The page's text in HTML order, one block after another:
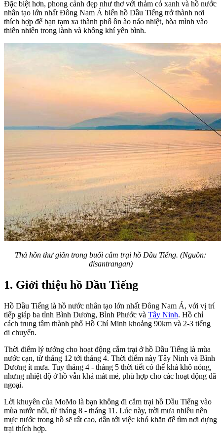
Đặc biệt hơn, phong cảnh đẹp như thơ với thảm cỏ xanh và hồ nước
nhân tạo lớn nhất Đông Nam Á biến hồ Dầu Tiếng trở thành nơi
thích hợp để bạn tạm xa thành phố ồn ào náo nhiệt, hòa mình vào
thiên nhiên trong lành và không khí yên bình.
Thả hồn thư giãn trong buổi cắm trại hồ Dầu Tiếng. (Nguồn:
disantrangan)
1. Giới thiệu hồ Dầu Tiếng
Hồ Dầu Tiếng là hồ nước nhân tạo lớn nhất Đông Nam Á, với vị trí
tiếp giáp ba tỉnh Bình Dương, Bình Phước và Tây Ninh. Hồ chỉ
cách trung tâm thành phố Hồ Chí Minh khoảng 90km và 2-3 tiếng
di chuyển.
Thời điểm lý tưởng cho hoạt động cắm trại ở hồ Dầu Tiếng là mùa
nước cạn, từ tháng 12 tới tháng 4. Thời điểm này Tây Ninh và Bình
Dương ít mưa. Tuy tháng 4 - tháng 5 thời tiết có thể khá khô nóng,
nhưng nhiệt độ ở hồ vẫn khá mát mẻ, phù hợp cho các hoạt động dã
ngoại.
Lời khuyên của MoMo là bạn không đi cắm trại hồ Dầu Tiếng vào
mùa nước nổi, từ tháng 8 - tháng 11. Lúc này, trời mưa nhiều nên
mực nước trong hồ sẽ rất cao, dẫn tới việc khó khăn để tìm nơi dựng
trại thích hợp.